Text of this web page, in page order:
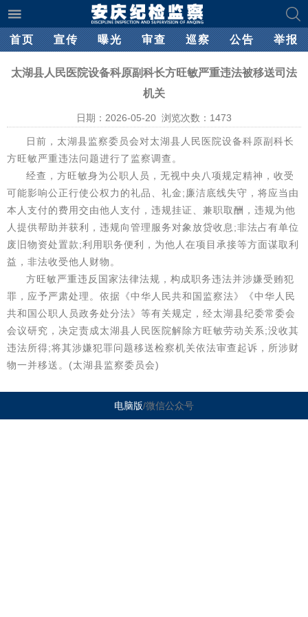
首页 宣传 曝光 审查 巡察 公告 举报
太湖县人民医院设备科原副科长方旺敏严重违法被移送司法
机关
日期：2026-05-20 浏览次数： 1473
日前，太湖县监察委员会对太湖县人民医院设备科原副科长
方旺敏严重违法问题进行了监察调查。
经查，方旺敏身为公职人员，无视中央八项规定精神，收受
可能影响公正行使公权力的礼品、礼金;廉洁底线失守，将应当由
本人支付的费用交由他人支付，违规挂证、兼职取酬，违规为他
人提供帮助并获利，违规向管理服务对象放贷收息;非法占有单位
废旧物资处置款;利用职务便利，为他人在项目承接等方面谋取利
益，非法收受他人财物。
方旺敏严重违反国家法律法规，构成职务违法并涉嫌受贿犯
罪，应予严肃处理。依据《中华人民共和国监察法》《中华人民
共和国公职人员政务处分法》等有关规定，经太湖县纪委常委会
会议研究，决定责成太湖县人民医院解除方旺敏劳动关系;没收其
违法所得;将其涉嫌犯罪问题移送检察机关依法审查起诉，所涉财
物一并移送。(太湖县监察委员会)
电脑版/微信公众号